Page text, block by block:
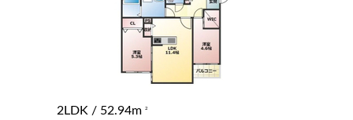
2LDK / 52.94m 2